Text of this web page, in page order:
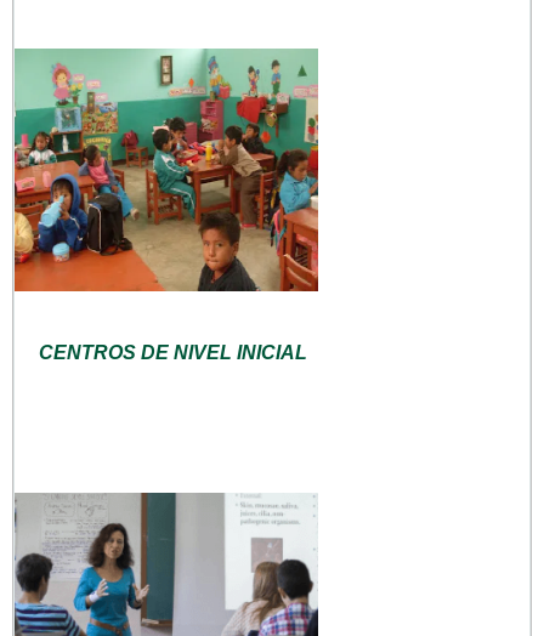
CENTROS DE NIVEL INICIAL